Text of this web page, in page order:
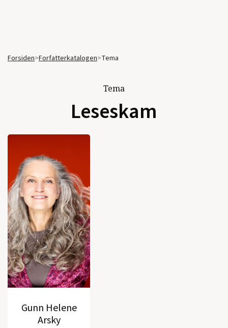
Forsiden>Forfatterkatalogen>Tema
Tema
Leseskam
Gunn Helene
Arsky